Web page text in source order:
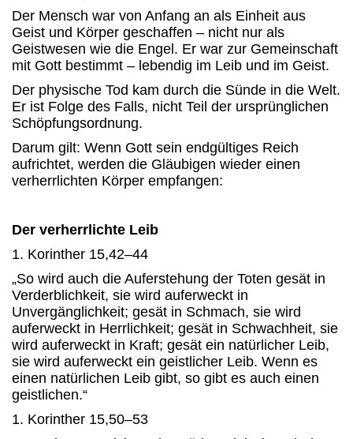
Der Mensch war von Anfang an als Einheit aus
Geist und Körper geschaffen – nicht nur als
Geistwesen wie die Engel. Er war zur Gemeinschaft
mit Gott bestimmt – lebendig im Leib und im Geist.
Der physische Tod kam durch die Sünde in die Welt.
Er ist Folge des Falls, nicht Teil der ursprünglichen
Schöpfungsordnung.
Darum gilt: Wenn Gott sein endgültiges Reich
aufrichtet, werden die Gläubigen wieder einen
verherrlichten Körper empfangen:
Der verherrlichte Leib
1. Korinther 15,42–44
„So wird auch die Auferstehung der Toten gesät in
Verderblichkeit, sie wird auferweckt in
Unvergänglichkeit; gesät in Schmach, sie wird
auferweckt in Herrlichkeit; gesät in Schwachheit, sie
wird auferweckt in Kraft; gesät ein natürlicher Leib,
sie wird auferweckt ein geistlicher Leib. Wenn es
einen natürlichen Leib gibt, so gibt es auch einen
geistlichen.“
1. Korinther 15,50–53